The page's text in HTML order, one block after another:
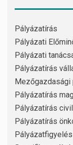
Pályázatírás
Pályázati
Pályázati
Pályázatírás
Mezőgazdasági
Pályázatírás
Pályázatírás
Pályázatírás
Pályázatfigyelés